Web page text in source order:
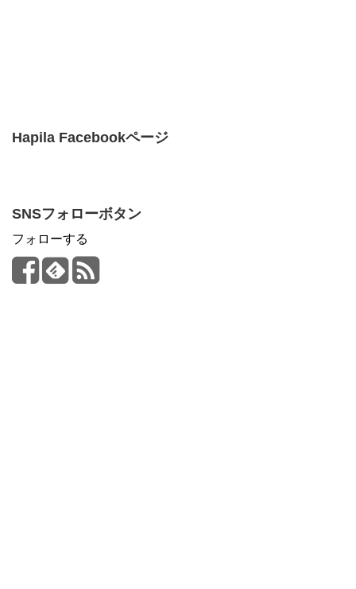
Hapila Facebookページ
SNSフォローボタン
フォローする